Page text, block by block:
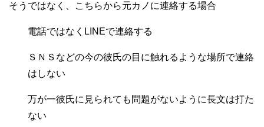
そうではなく、こちらから元カノに連絡する場合
電話ではなくLINEで連絡する
ＳＮＳなどの今の彼氏の目に触れるような場所で連絡
はしない
万が一彼氏に見られても問題がないように長文は打た
ない